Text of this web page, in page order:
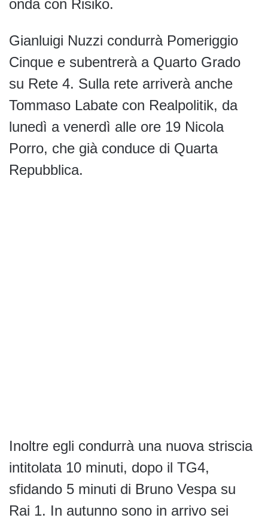
onda con Risiko.
Gianluigi Nuzzi condurrà Pomeriggio
Cinque e subentrerà a Quarto Grado
su Rete 4. Sulla rete arriverà anche
Tommaso Labate con Realpolitik, da
lunedì a venerdì alle ore 19 Nicola
Porro, che già conduce di Quarta
Repubblica.
Inoltre egli condurrà una nuova striscia
intitolata 10 minuti, dopo il TG4,
sfidando 5 minuti di Bruno Vespa su
Rai 1. In autunno sono in arrivo sei